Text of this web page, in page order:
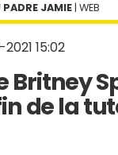
15:02
Britney
de la
PADRE JAMIE | WEB